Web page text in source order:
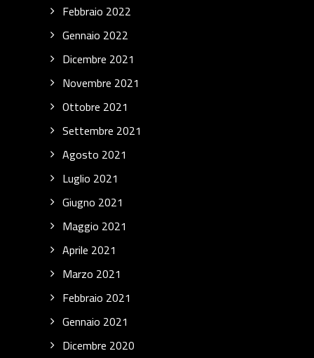
Febbraio 2022
Gennaio 2022
Dicembre 2021
Novembre 2021
Ottobre 2021
Settembre 2021
Agosto 2021
Luglio 2021
Giugno 2021
Maggio 2021
Aprile 2021
Marzo 2021
Febbraio 2021
Gennaio 2021
Dicembre 2020